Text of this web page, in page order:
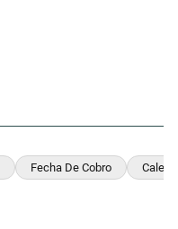
Fecha De Cobro